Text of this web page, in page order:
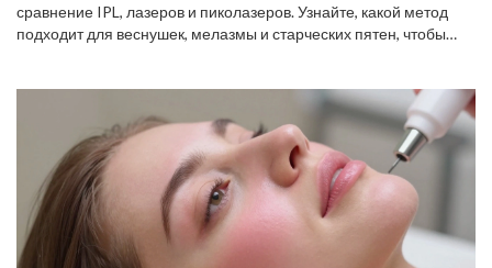
сравнение IPL, лазеров и пиколазеров. Узнайте, какой метод
подходит для веснушек, мелазмы и старческих пятен, чтобы